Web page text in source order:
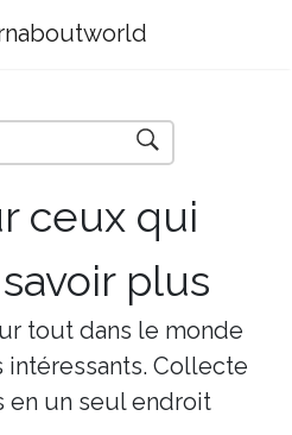
ceux qui
plus
tout dans le monde
Collecte
un seul endroit